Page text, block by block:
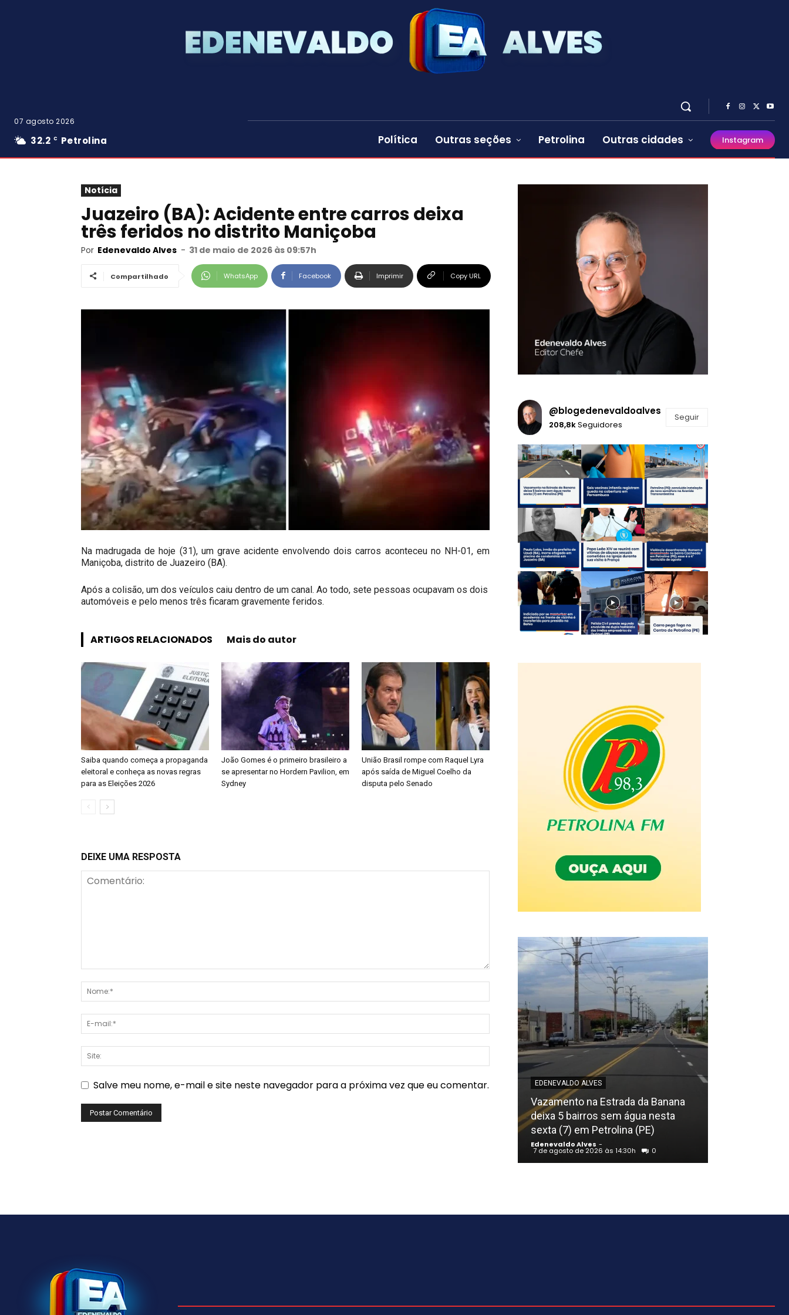
07 agosto 2026
32.2 C Petrolina Política Outras seções Petrolina Outras cidades Instagram
Notícia
Juazeiro (BA): Acidente entre carros deixa
três feridos no distrito Maniçoba
Por Edenevaldo Alves - 31 de maio de 2026 às 09:57h
Compartilhado WhatsApp Facebook Imprimir Copy URL
Na madrugada de hoje (31), um grave acidente envolvendo dois carros aconteceu no NH-01, em
Maniçoba, distrito de Juazeiro (BA).
Após a colisão, um dos veículos caiu dentro de um canal. Ao todo, sete pessoas ocupavam os dois
automóveis e pelo menos três ficaram gravemente feridos.
ARTIGOS RELACIONADOS Mais do autor
Saiba quando começa a propaganda
eleitoral e conheça as novas regras
para as Eleições 2026
João Gomes é o primeiro brasileiro a
se apresentar no Hordern Pavilion, em
Sydney
União Brasil rompe com Raquel Lyra
após saída de Miguel Coelho da
disputa pelo Senado
DEIXE UMA RESPOSTA
Salve meu nome, e-mail e site neste navegador para a próxima vez que eu comentar.
@blogedenevaldoalves
208,8kSeguidores
Seguir
EDENEVALDO ALVES
Vazamento na Estrada da Banana
deixa 5 bairros sem água nesta
sexta (7) em Petrolina (PE)
Edenevaldo Alves -
7 de agosto de 2026 às 14:30h 0